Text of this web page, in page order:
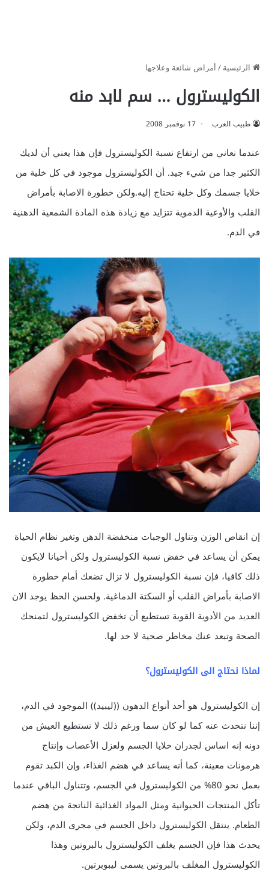
الرئيسية/أمراض شائعة وعلاجها
الكوليسترول … سم لابد منه
طبيب العرب 17 نوفمبر 2008
عندما نعاني من ارتفاع نسبة الكوليسترول فإن هذا يعني أن لديك
الكثير جدا من شيء جيد. أن الكوليسترول موجود في كل خلية من
خلايا جسمك وكل خلية تحتاج إليه.ولكن خطورة الاصابة بأمراض
القلب والأوعية الدموية تتزايد مع زيادة هذه المادة الشمعية الدهنية
في الدم.
إن انقاص الوزن وتناول الوجبات منخفضة الدهن وتغير نظام الحياة
يمكن أن يساعد في خفض نسبة الكوليسترول ولكن أحيانا لايكون
ذلك كافيا، فإن نسبة الكوليسترول لا تزال تضعك أمام خطورة
الاصابة بأمراض القلب أو السكتة الدماغية. ولحسن الحظ يوجد الان
العديد من الأدوية القوية تستطيع أن تخفض الكوليسترول لتمنحك
الصحة وتبعد عنك مخاطر صحية لا حد لها.
لماذا نحتاج الى الكوليسترول؟
إن الكوليسترول هو أحد أنواع الدهون ((ليبيد)) الموجود في الدم،
إننا نتحدث عنه كما لو كان سما ورغم ذلك لا نستطيع العيش من
دونه إنه اساس لجدران خلايا الجسم ولعزل الأعصاب وإنتاج
هرمونات معينة، كما أنه يساعد في هضم الغذاء، وإن الكبد تقوم
بعمل نحو 80% من الكوليسترول في الجسم، وتتناول الباقي عندما
تأكل المنتجات الحيوانية ومثل المواد الغذائية الناتجة من هضم
الطعام. ينتقل الكوليسترول داخل الجسم في مجرى الدم، ولكن
يحدث هذا فإن الجسم يغلف الكوليسترول بالبروتين وهذا
الكوليسترول المغلف بالبروتين يسمى ليبوبرتين.